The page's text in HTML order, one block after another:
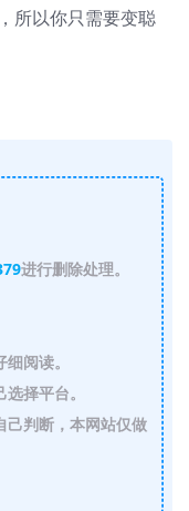
所以你只需要变聪
进行删除处理。
阅读。
择平台。
判断，本网站仅做